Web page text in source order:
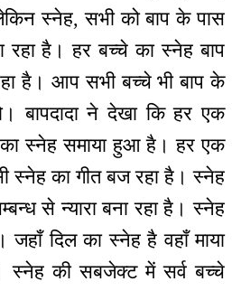
स्नेह, सभी को बाप के पास
है। हर बच्चे का स्नेह बाप
है। आप सभी बच्चे भी बाप के
बापदादा ने देखा कि हर एक
का स्नेह समाया हुआ है। हर एक
स्नेह का गीत बज रहा है। स्नेह
से न्यारा बना रहा है। स्नेह
जहाँ दिल का स्नेह है वहाँ माया
स्नेह की सबजेक्ट में सर्व बच्चे